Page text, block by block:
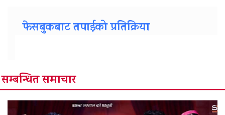
फेसबुकबाट तपाईको प्रतिक्रिया
सम्बन्धित समाचार